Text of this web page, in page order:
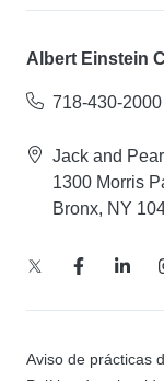
Albert Einstein
718-430-2000
Jack and
1300 Morris
Bronx, NY
Aviso de prácticas